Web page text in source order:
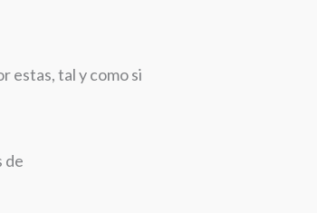
estas, tal y como si
de